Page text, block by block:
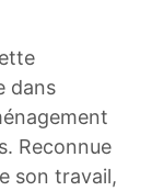
dans
Reconnue
son travail,